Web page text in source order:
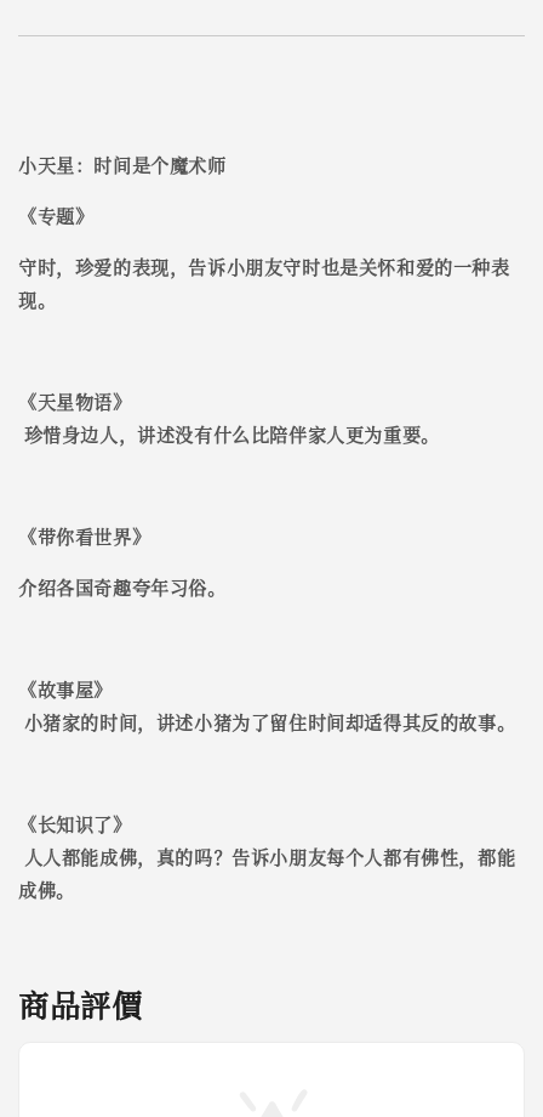
小天星：时间是个魔术师
《专题》
守时，珍爱的表现，告诉小朋友守时也是关怀和爱的一种表
现。
《天星物语》
珍惜身边人，讲述没有什么比陪伴家人更为重要。
《带你看世界》
介绍各国奇趣夸年习俗。
《故事屋》
小猪家的时间，讲述小猪为了留住时间却适得其反的故事。
《长知识了》
人人都能成佛，真的吗？告诉小朋友每个人都有佛性，都能
成佛。
商品評價